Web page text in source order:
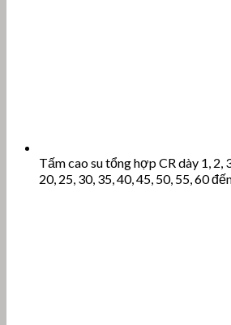
Tấm cao su tổng hợp CR dày 1, 2,
20, 25, 30, 35, 40, 45, 50, 55, 60